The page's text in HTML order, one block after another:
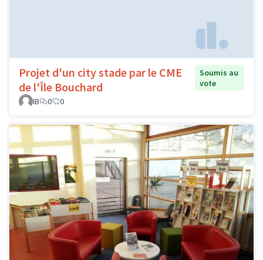
Projet d'un city stade par le CME
de l'Île Bouchard
Soumis au
vote
IB
0 0